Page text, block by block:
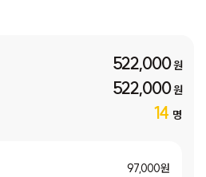
522,000원
522,000원
14 명
97,000 원